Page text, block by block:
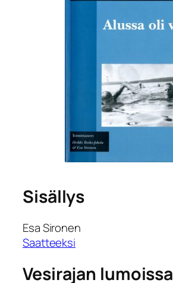
Sisällys
Esa Sironen
Saatteeksi
Vesirajan lumoissa